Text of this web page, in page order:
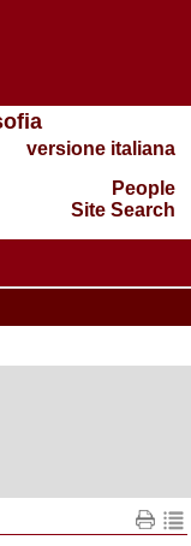
versione italiana
People
Site Search